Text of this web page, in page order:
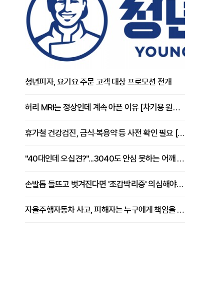
청년피자, 요기요 주문 고객 대상 프로모션 전개
허리 MRI는 정상인데 계속 아픈 이유 [차기용 원장 칼럼]
휴가철 건강검진, 금식·복용약 등 사전 확인 필요 [정도감 원장 칼럼]
"40대인데 오십견?"...3040도 안심 못하는 어깨 유착성 관절낭염
손발톱 들뜨고 벗겨진다면 '조갑박리증' 의심해야 [김철윤 원장 칼럼]
자율주행자동차 사고, 피해자는 누구에게 책임을 물을 수 있을까